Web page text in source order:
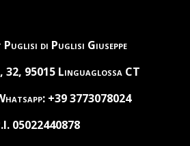
di Puglisi Giuseppe
32, 95015 Linguaglossa CT
+39 3773078024
05022440878